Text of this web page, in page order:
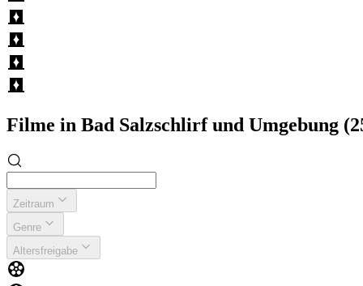
Filme in Bad Salzschlirf und Umgebung
Zeitraum
Genre
Altersfreigabe